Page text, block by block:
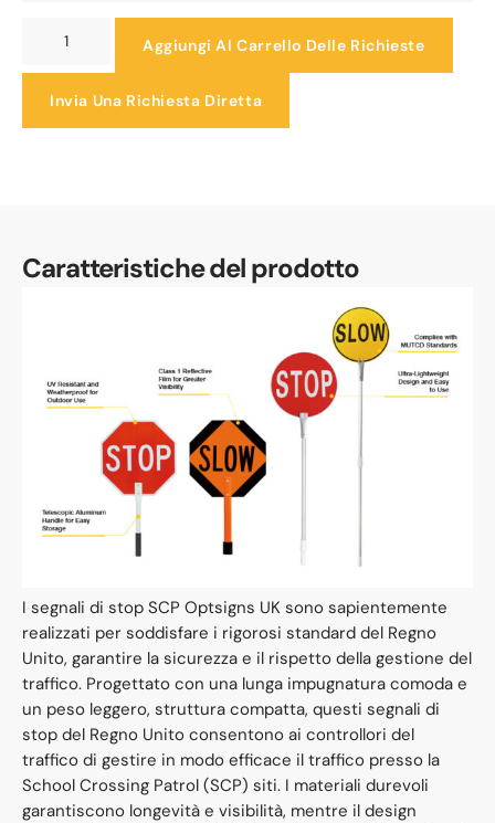
Aggiungi Al Carrello Delle Richieste
Invia Una Richiesta Diretta
Caratteristiche del prodotto
I segnali di stop SCP Optsigns UK sono sapientemente
realizzati per soddisfare i rigorosi standard del Regno
Unito, garantire la sicurezza e il rispetto della gestione del
traffico. Progettato con una lunga impugnatura comoda e
un peso leggero, struttura compatta, questi segnali di
stop del Regno Unito consentono ai controllori del
traffico di gestire in modo efficace il traffico presso la
School Crossing Patrol (SCP) siti. I materiali durevoli
garantiscono longevità e visibilità, mentre il design